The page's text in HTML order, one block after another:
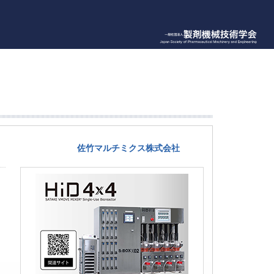
佐竹マルチミクス株式会社